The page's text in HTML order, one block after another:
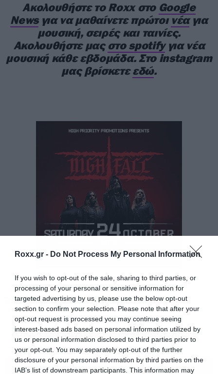
Roxx.gr - Do Not Process My Personal Information
If you wish to opt-out of the sale, sharing to third parties, or
processing of your personal or sensitive information for
targeted advertising by us, please use the below opt-out
section to confirm your selection. Please note that after your
opt-out request is processed you may continue seeing
interest-based ads based on personal information utilized by
us or personal information disclosed to third parties prior to
your opt-out. You may separately opt-out of the further
disclosure of your personal information by third parties on the
IAB’s list of downstream participants. This information may
ΔΕΙΤΕ ΤΟ VIDEO
περασμένο Μάιο και έχει λάβει θερμές κριτικές
Ακούστε το “Radiant Frequencies” εδώ:
https://linktr.ee/buzzdealers
ΟιBuzzdealersθα παρουσιάσουν live το
Radiant Frequences” στην Αθήνα τοΣάββατο
Ακολουθήστε το Roxx στο Google
Newsγια να μαθαίνετε πρώτοι νέαγια
μουσική, σειρές και ταινίες.
Ακολουθήστε μαςστο spotifyγια νέα
μουσική κάθε εβδομάδα. Στο instagram
μας βρίσκετεεδώ.
Tags: BUZZLEADERS